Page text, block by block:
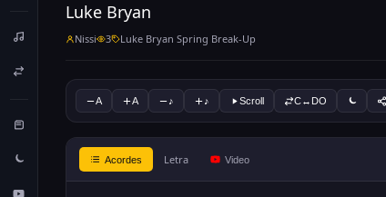
Luke Bryan
Nissi 3 Luke Bryan Spring Break-Up
A A ♪ ♪ Scroll C↔DO
Acordes Letra Video